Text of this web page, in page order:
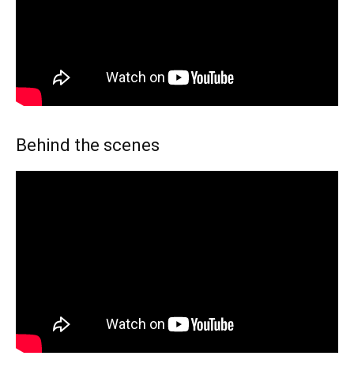
Behind the scenes